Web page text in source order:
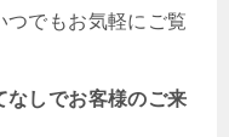
つでもお気軽にご覧
なしでお客様のご来